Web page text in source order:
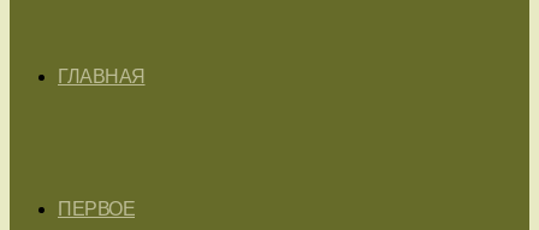
ГЛАВНАЯ
ПЕРВОЕ